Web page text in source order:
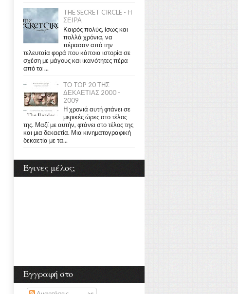
THE SECRET CIRCLE - Η
ΣΕΙΡΑ
Καιρός πολύς, ίσως και
πολλά χρόνια, να
πέρασαν από την
τελευταία φορά που κάποια ιστορία σε
σχέση με μάγους και ικανότητες πέρα
από τα ...
ΤΟ TOP 20 ΤΗΣ
ΔΕΚΑΕΤΙΑΣ 2000 -
2009
Η χρονιά αυτή φτάνει σε
μερικές ώρες στο τέλος
της. Μαζί με αυτήν, φτάνει στο τέλος της
και μια δεκαετία. Μια κινηματογραφική
δεκαετία με τα...
Έγινες μέλος;
Εγγραφή στο